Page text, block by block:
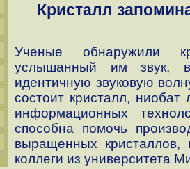
Кристалл
Ученые обнаружили
услышанный им звук,
идентичную звуковую
состоит кристалл, ниобат
информационных
способна помочь
выращенных
коллеги из университета